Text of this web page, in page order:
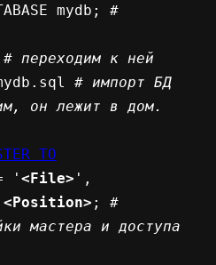
mydb;
#
# переходим к ней
# импорт БД
он лежит в дом.
TO
' <File> ',
<Position> ;
#
мастера и доступа